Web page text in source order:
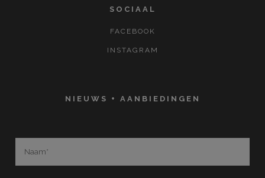
SOCIAAL
FACEBOOK
INSTAGRAM
NIEUWS + AANBIEDINGEN